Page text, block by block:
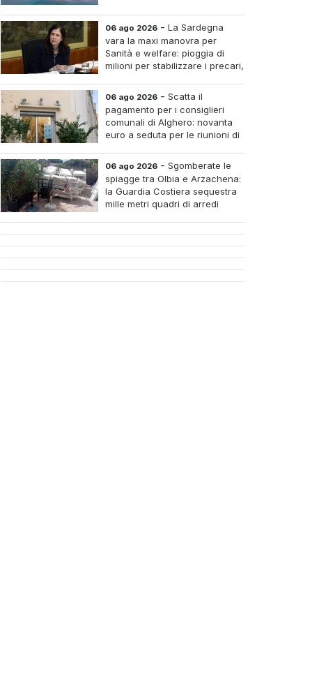
06 ago 2026 - La Sardegna
vara la maxi manovra per
Sanità e welfare: pioggia di
milioni per stabilizzare i precari,
centri e assumere infermieri fissi nelle case di riposo.
06 ago 2026 - Scatta il
pagamento per i consiglieri
comunali di Alghero: novanta
euro a seduta per le riunioni di
06 ago 2026 - Sgomberate le
spiagge tra Olbia e Arzachena:
la Guardia Costiera sequestra
mille metri quadri di arredi